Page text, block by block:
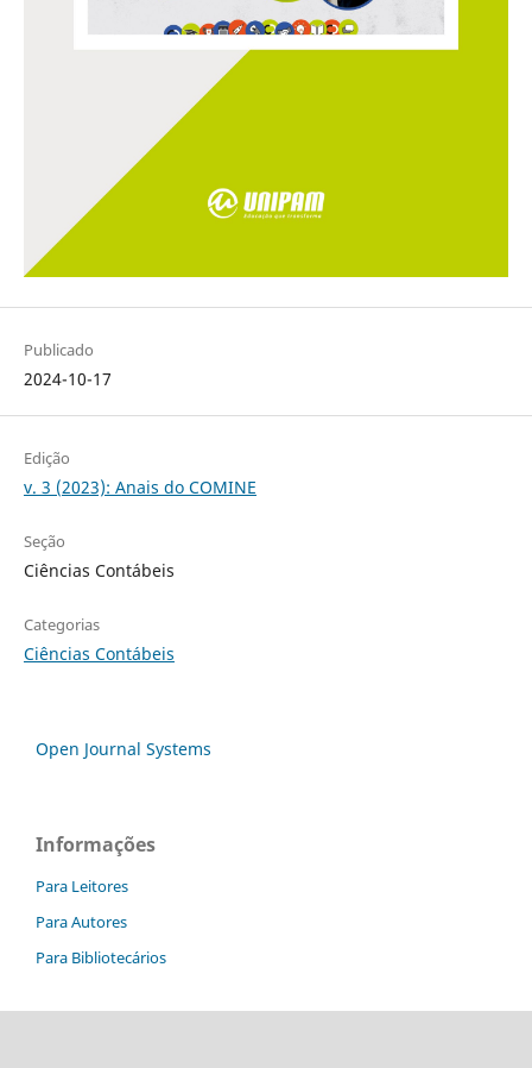
Publicado
2024-10-17
Edição
v. 3 (2023): Anais do COMINE
Seção
Ciências Contábeis
Categorias
Ciências Contábeis
Open Journal Systems
Informações
Para Leitores
Para Autores
Para Bibliotecários